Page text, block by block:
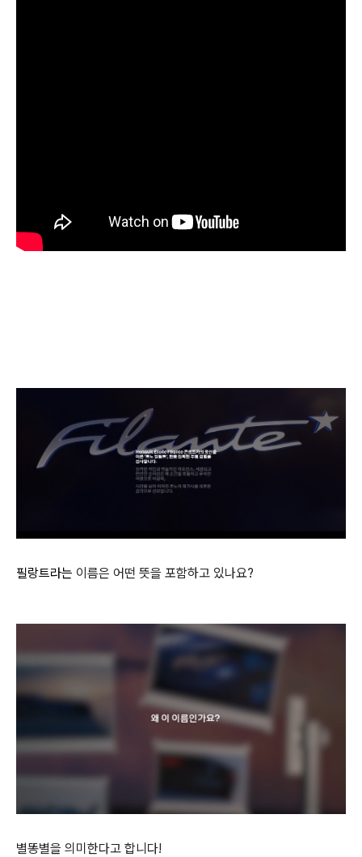
필랑트라는 이름은 어떤 뜻을 포함하고 있나요?
별똥별을 의미한다고 합니다!